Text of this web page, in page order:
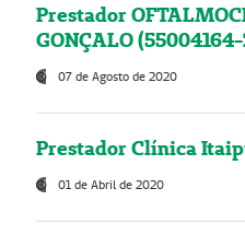
Prestador
GONÇALO
07 de Agosto de 2020
Prestador Clínica
01 de Abril de 2020